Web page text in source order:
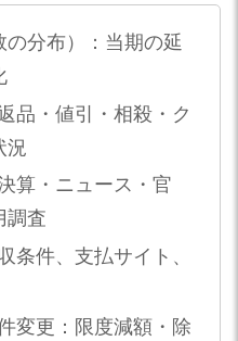
分布）：当期の延
品・値引・相殺・ク
況
算・ニュース・官
調査
条件、支払サイト、
変更：限度減額・除